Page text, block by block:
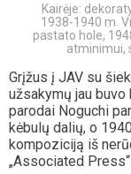
Kairėje:
1938-1940 m.
pastato hole,
atminimui,
Grįžus į JAV su
užsakymų jau
parodai Noguchi
kėbulų dalių, o
kompoziciją iš
„Associated